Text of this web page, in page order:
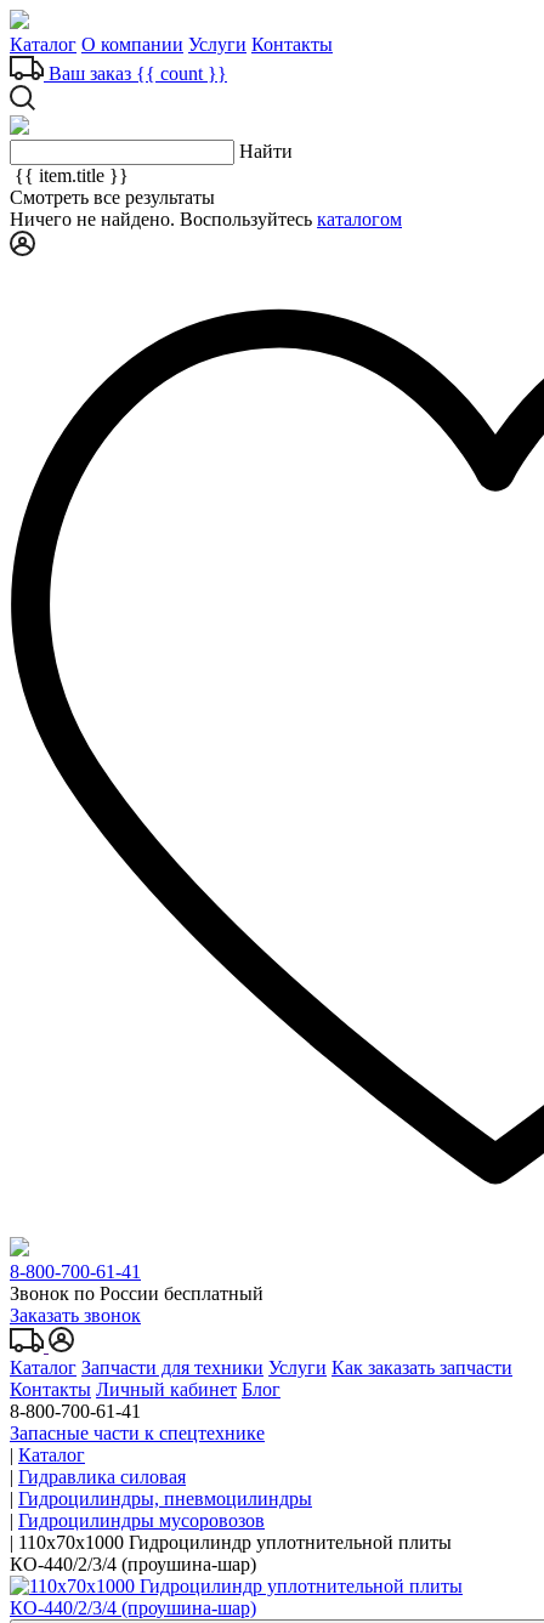
Каталог О компании Услуги Контакты
Ваш заказ {{ count }}
Найти
{{ item.title }}
Смотреть все результаты
Ничего не найдено. Воспользуйтесь каталогом
8-800-700-61-41
Звонок по России бесплатный
Заказать звонок
Каталог Запчасти для техники Услуги Как заказать запчасти
Контакты Личный кабинет Блог
8-800-700-61-41
Запасные части к спецтехнике
| Каталог
| Гидравлика силовая
| Гидроцилиндры, пневмоцилиндры
| Гидроцилиндры мусоровозов
| 110x70x1000 Гидроцилиндр уплотнительной плиты
КО-440/2/3/4 (проушина-шар)